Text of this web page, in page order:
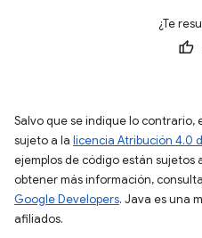
¿Te
Salvo que se indique lo
sujeto a la licencia Atribución 4.0
ejemplos de código están sujetos
obtener más información,
Google Developers. Java es una
afiliados.